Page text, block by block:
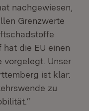
nachgewiesen,
Grenzwerte
die EU einen
vorgelegt. Unser
ist klar:
zu